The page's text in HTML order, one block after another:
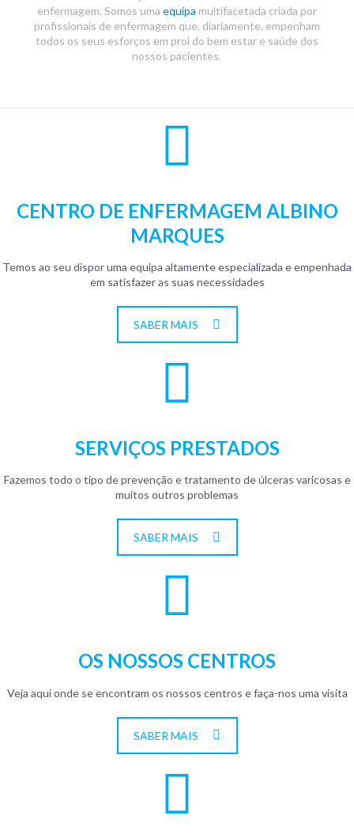
Inflamações
enfermagem. Somos uma equipa multifacetada criada por
profissionais de enfermagem que, diariamente, empenham
todos os seus esforços em prol do bem estar e saúde dos
nossos pacientes.
CENTRO DE ENFERMAGEM ALBINO
MARQUES
Temos ao seu dispor uma equipa altamente especializada e empenhada
em satisfazer as suas necessidades
SABER MAIS
SERVIÇOS PRESTADOS
Fazemos todo o tipo de prevenção e tratamento de úlceras varicosas e
muitos outros problemas
SABER MAIS
OS NOSSOS CENTROS
Veja aqui onde se encontram os nossos centros e faça-nos uma visita
SABER MAIS